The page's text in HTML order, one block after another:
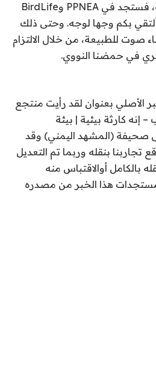
لشعبك بدلاً من استغلاله، فستجد في PPNEA وBirdLife
بكم وجها لوجه. وحتى ذلك
صوت للطبيعة، من خلال الالتزام
في حمضنا النووي.
الأصلي بعنوان لقد رأيت منتجع
إنه كارثة بيئية | بيئة
صحيفة (المشهد اليمني) وقد
تجاربنا بنقله وربما تم التعديل
بالكامل أوالاقتباس منه
هذا الخبر من مصدره